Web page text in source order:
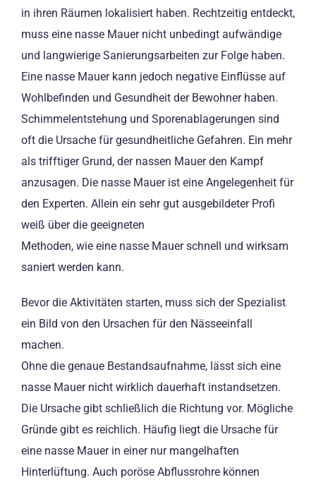
in ihren Räumen lokalisiert haben. Rechtzeitig entdeckt,
muss eine nasse Mauer nicht unbedingt aufwändige
und langwierige Sanierungsarbeiten zur Folge haben.
Eine nasse Mauer kann jedoch negative Einflüsse auf
Wohlbefinden und Gesundheit der Bewohner haben.
Schimmelentstehung und Sporenablagerungen sind
oft die Ursache für gesundheitliche Gefahren. Ein mehr
als trifftiger Grund, der nassen Mauer den Kampf
anzusagen. Die nasse Mauer ist eine Angelegenheit für
den Experten. Allein ein sehr gut ausgebildeter Profi
weiß über die geeigneten
Methoden, wie eine nasse Mauer schnell und wirksam
saniert werden kann.
Bevor die Aktivitäten starten, muss sich der Spezialist
ein Bild von den Ursachen für den Nässeeinfall
machen.
Ohne die genaue Bestandsaufnahme, lässt sich eine
nasse Mauer nicht wirklich dauerhaft instandsetzen.
Die Ursache gibt schließlich die Richtung vor. Mögliche
Gründe gibt es reichlich. Häufig liegt die Ursache für
eine nasse Mauer in einer nur mangelhaften
Hinterlüftung. Auch poröse Abflussrohre können